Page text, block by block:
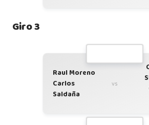
Giro 3
Raul Moreno
Carlos
Saldaña
vs